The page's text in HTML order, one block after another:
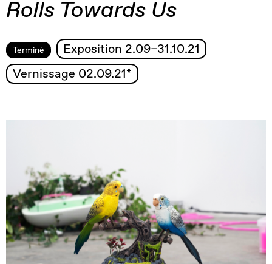
Rolls Towards Us
Terminé
Exposition 2.09–31.10.21
Vernissage 02.09.21*